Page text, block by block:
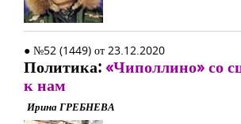
● №52 (1449) от 23.12.2020
Политика:«Чиполлино» со
к нам
Ирина ГРЕБНЕВА